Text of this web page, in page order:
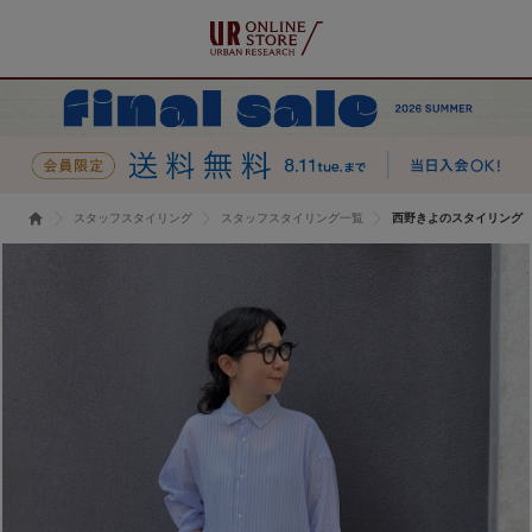
スタッフスタイリング スタッフスタイリング一覧 西野きよのスタイリング